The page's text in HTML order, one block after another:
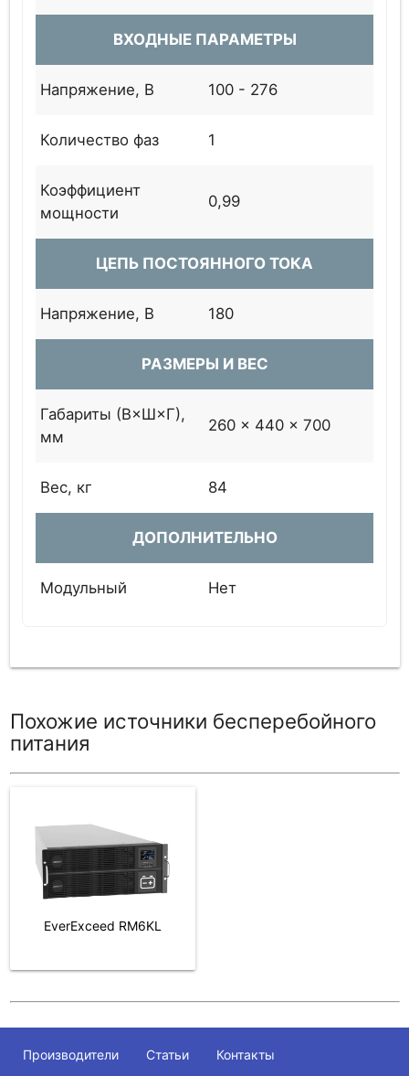
ВХОДНЫЕ ПАРАМЕТРЫ
Напряжение, В 100 - 276
Количество фаз 1
Коэффициент
мощности
0,99
ЦЕПЬ ПОСТОЯННОГО ТОКА
Напряжение, В 180
РАЗМЕРЫ И ВЕС
Габариты (В×Ш×Г),
мм
260 × 440 × 700
Вес, кг 84
ДОПОЛНИТЕЛЬНО
Модульный Нет
Похожие источники бесперебойного
питания
EverExceed RM6KL
Производители Статьи Контакты